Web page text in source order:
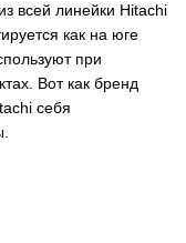
всей линейки Hitachi
как на юге
при
Вот как бренд
себя